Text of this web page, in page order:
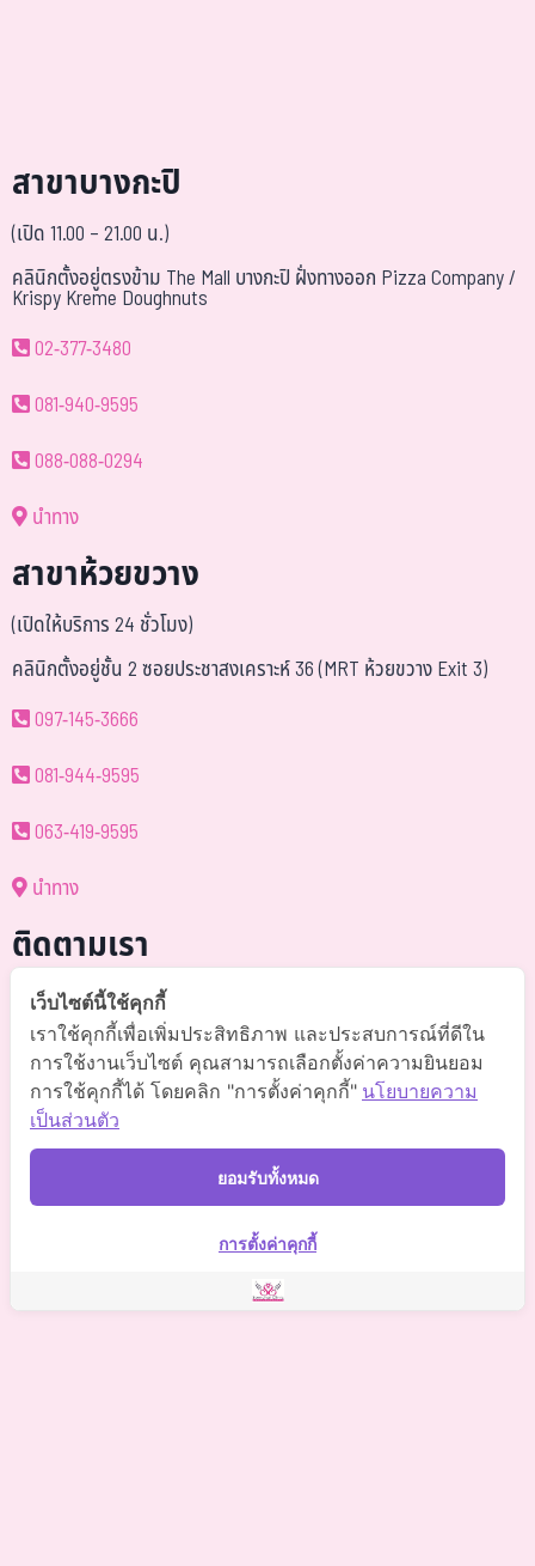
สาขาบางกะปิ
(เปิด 11.00 – 21.00 น.)
คลินิกตั้งอยู่ตรงข้าม The Mall บางกะปิ ฝั่งทางออก Pizza Company /
Krispy Kreme Doughnuts
02-377-3480
081-940-9595
088-088-0294
นำทาง
สาขาห้วยขวาง
(เปิดให้บริการ 24 ชั่วโมง)
คลินิกตั้งอยู่ชั้น 2 ซอยประชาสงเคราะห์ 36 (MRT ห้วยขวาง Exit 3)
097-145-3666
081-944-9595
063-419-9595
นำทาง
ติดตามเรา
@somchai-clinic (มี@)
Somchaiclinic คลินิกแพทย์สมชาย
Somchaiclinic
2021 Somchai Clinic. All Rights Reserved. Powered by
เว็บไซต์นี้ใช้คุกกี้
เราใช้คุกกี้เพื่อเพิ่มประสิทธิภาพ และประสบการณ์ที่ดีใน
การใช้งานเว็บไซต์ คุณสามารถเลือกตั้งค่าความยินยอม
การใช้คุกกี้ได้ โดยคลิก "การตั้งค่าคุกกี้" นโยบายความ
เป็นส่วนตัว
ยอมรับทั้งหมด
การตั้งค่าคุกกี้